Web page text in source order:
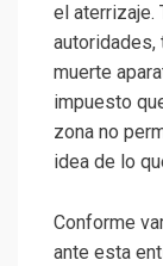
el aterrizaje.
autoridades,
muerte
impuesto
zona no
idea de lo
Conforme
ante esta